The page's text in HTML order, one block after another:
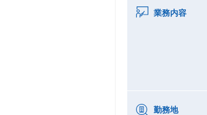
業務内容
勤務地